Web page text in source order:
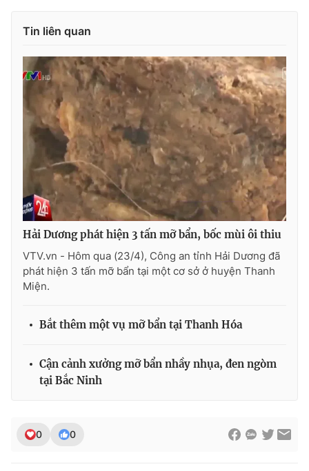
Thị trường
Tư vấn
Giao lưu trực tuyến
Lịch phát sóng
Chuyên mục khác
Emagazine Podcast
Photo Infographic
Video Shorts video
VTV Money VTV Thể thao
VTV4
Tin liên quan
Hải Dương phát hiện 3 tấn mỡ bẩn, bốc mùi ôi thiu
VTV.vn - Hôm qua (23/4), Công an tỉnh Hải Dương đã
phát hiện 3 tấn mỡ bẩn tại một cơ sở ở huyện Thanh
Miện.
Bắt thêm một vụ mỡ bẩn tại Thanh Hóa
Cận cảnh xưởng mỡ bẩn nhầy nhụa, đen ngòm
tại Bắc Ninh
0 0